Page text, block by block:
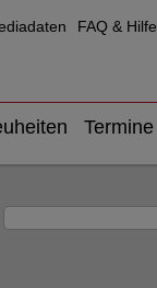
FAQ & Hilfe
Termine